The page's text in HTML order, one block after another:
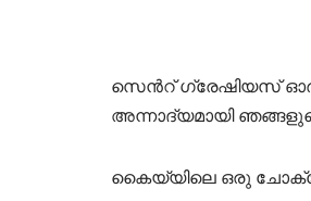
സെന്‍റ് ഗ്രേഷിയസ്
അന്നാദ്യമായി
കൈയ്യിലെ ഒരു